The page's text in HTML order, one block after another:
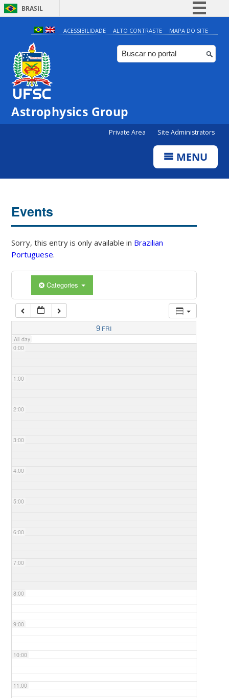
BRASIL
Simplifique!
Comunica BR
Participe
ACESSIBILIDADE ALTO CONTRASTE MAPA DO SITE
Astrophysics Group
Private Area Site Administrators
MENU
Events
Sorry, this entry is only available in Brazilian
Portuguese.
Categories
9 FRI
All-day
0:00
1:00
2:00
3:00
4:00
5:00
6:00
7:00
8:00
9:00
10:00
11:00